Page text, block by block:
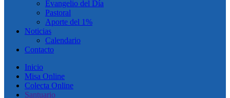
Evangelio del Día
Pastoral
Aporte del 1%
Noticias
Calendario
Contacto
Inicio
Misa Online
Colecta Online
Santuario